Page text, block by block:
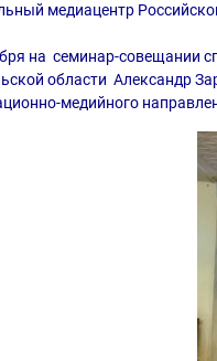
медиацентр
на семинар-совещании
области Александр
медийного